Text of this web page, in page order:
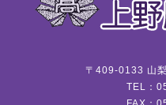
〒409-0133 山
TEL：